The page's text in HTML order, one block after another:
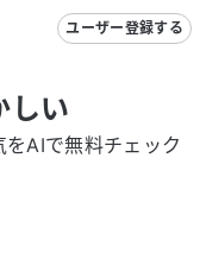
ユーザー登録する
しい
AIで無料チェック